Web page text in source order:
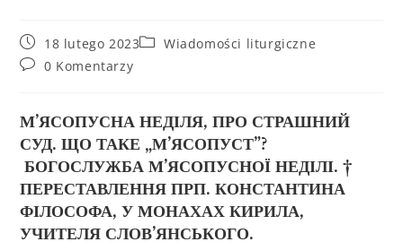
18 lutego 2023
Wiadomości liturgiczne
0 Komentarzy
М’ЯСОПУСНА НЕДІЛЯ, ПРО СТРАШНИЙ
СУД. ЩО ТАКЕ „М’ЯСОПУСТ”?
БОГОСЛУЖБА М’ЯСОПУСНОЇ НЕДІЛІ. †
ПЕРЕСТАВЛЕННЯ ПРП. КОНСТАНТИНА
ФІЛОСОФА, У МОНАХАХ КИРИЛА,
УЧИТЕЛЯ СЛОВ’ЯНСЬКОГО.